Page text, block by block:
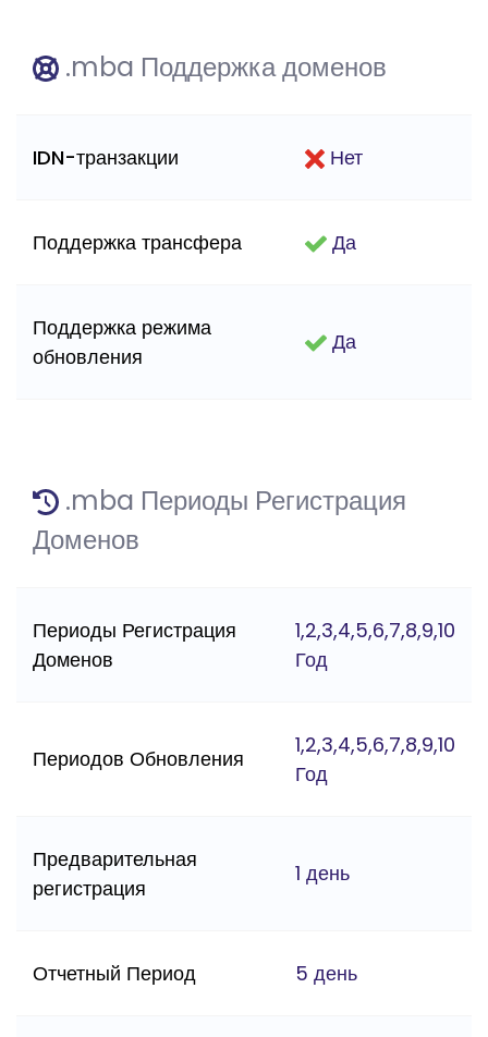
.mba Поддержка доменов
IDN-транзакции Нет
Поддержка трансфера Да
Поддержка режима
обновления
Да
.mba Периоды Регистрация
Доменов
Периоды Регистрация
Доменов
1,2,3,4,5,6,7,8,9,10
Год
Периодов Обновления
1,2,3,4,5,6,7,8,9,10
Год
Предварительная
регистрация
1 день
Отчетный Период 5 день